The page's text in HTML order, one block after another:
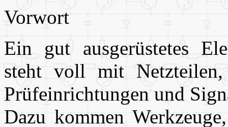
Vorwort
Ein gut ausgerüstetes
steht voll mit Netzteilen,
Prüfeinrichtungen und
Dazu kommen